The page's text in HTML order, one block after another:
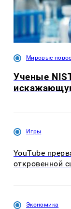
Мировые
Ученые
Игры
YouTube
откровенной
Экономика